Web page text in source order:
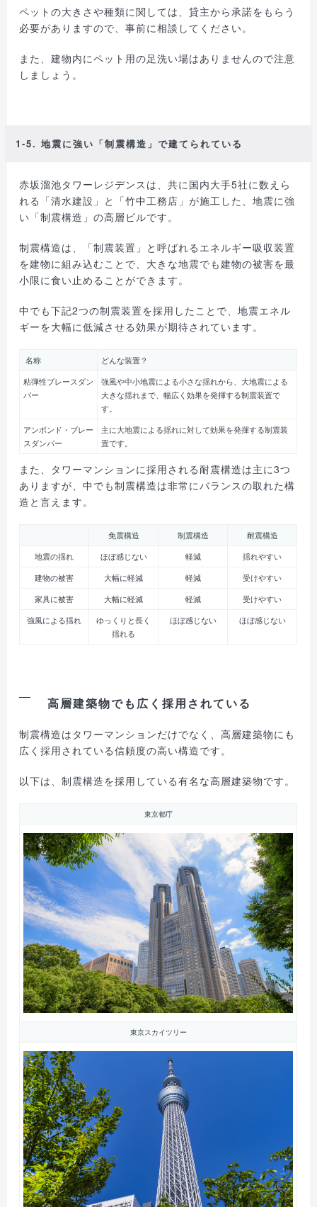
ペットの大きさや種類に関しては、貸主から承諾をもらう
必要がありますので、事前に相談してください。
また、建物内にペット用の足洗い場はありませんので注意
しましょう。
1-5. 地震に強い「制震構造」で建てられている
赤坂溜池タワーレジデンスは、共に国内大手5社に数えら
れる「清水建設」と「竹中工務店」が施工した、地震に強
い「制震構造」の高層ビルです。
制震構造は、「制震装置」と呼ばれるエネルギー吸収装置
を建物に組み込むことで、大きな地震でも建物の被害を最
小限に食い止めることができます。
中でも下記2つの制震装置を採用したことで、地震エネル
ギーを大幅に低減させる効果が期待されています。
名称
どんな装置？
粘弾性ブレースダン
パー
強風や中小地震による小さな揺れから、大地震による
大きな揺れまで、幅広く効果を発揮する制震装置で
す。
アンボンド・ブレー
スダンパー
主に大地震による揺れに対して効果を発揮する制震装
置です。
また、タワーマンションに採用される耐震構造は主に3つ
ありますが、中でも制震構造は非常にバランスの取れた構
造と言えます。
免震構造 制震構造
耐震構造
地震の揺れ
ほぼ感じない 軽減
揺れやすい
建物の被害
大幅に軽減 軽減
受けやすい
家具に被害
大幅に軽減 軽減
受けやすい
強風による揺れ
ゆっくりと長く
揺れる
ほぼ感じない ほぼ感じない
高層建築物でも広く採用されている
制震構造はタワーマンションだけでなく、高層建築物にも
広く採用されている信頼度の高い構造です。
以下は、制震構造を採用している有名な高層建築物です。
東京都庁
東京スカイツリー